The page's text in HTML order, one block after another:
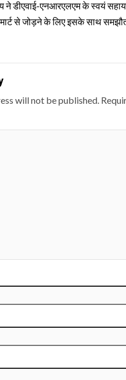
ने डीएवाई-एनआरएलएम के स्वयं
से जोड़ने के लिए इसके साथ
will not be published.